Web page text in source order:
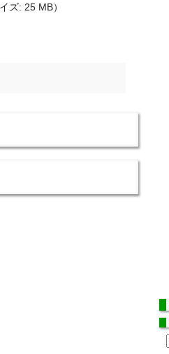
ズ: 25 MB）